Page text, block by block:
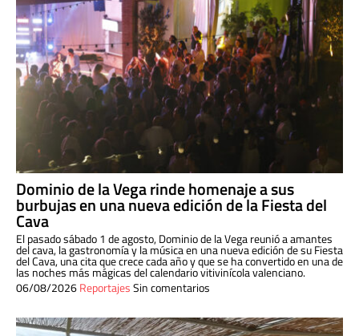
Dominio de la Vega rinde homenaje a sus
burbujas en una nueva edición de la Fiesta del
Cava
El pasado sábado 1 de agosto, Dominio de la Vega reunió a amantes
del cava, la gastronomía y la música en una nueva edición de su Fiesta
del Cava, una cita que crece cada año y que se ha convertido en una de
las noches más mágicas del calendario vitivinícola valenciano.
06/08/2026ReportajesSin comentarios